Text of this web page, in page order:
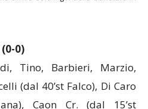
Tino, Barbieri, Marzio,
(dal 40’st Falco), Di Caro
Caon Cr. (dal 15’st
Bianchi.A disposizione: